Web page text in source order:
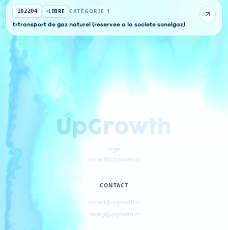
102204 LIBRE CATÉGORIE 1
trtransport de gaz naturel (reservee a la societe sonelgaz)
Alger
contact@upgrowth.dz
CONTACT
contact@upgrowth.dz
zakary@upgrowth.dz